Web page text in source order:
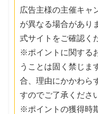
広告主様の主催キャ
が異なる場合があり
式サイトをご確認く
※ポイントに関する
うことは固く禁じま
合、理由にかかわら
すのでご了承くださ
※ポイントの獲得時